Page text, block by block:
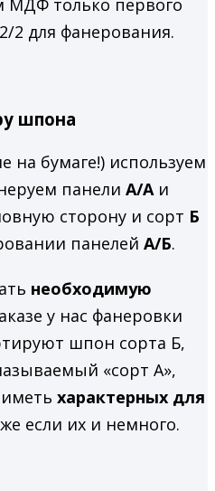
МДФ только первого
2 для фанерования.
шпона
на бумаге!) используем
панели А/Аи
сторону и сорт Б
панелей А/Б.
необходимую
у нас фанеровки
шпон сорта Б,
«сорт А»,
характерных для
если их и немного.